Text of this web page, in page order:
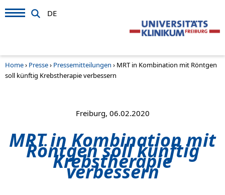
DE
Home› Presse› Pressemitteilungen › MRT in Kombination mit Röntgen
soll künftig Krebstherapie verbessern
Freiburg, 06.02.2020
MRT in Kombination mit
Röntgen soll künftig
Krebstherapie
verbessern